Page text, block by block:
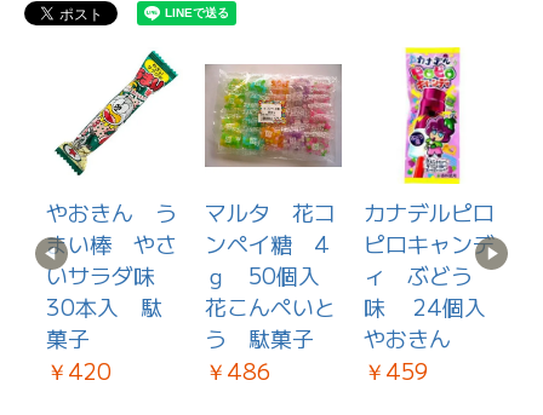
やおきん う
まい棒 やさ
いサラダ味
30本入 駄
菓子
￥420
マルタ 花コ
ンペイ糖 4
ｇ 50個入
花こんぺいと
う 駄菓子
￥486
カナデルピロ
ピロキャンデ
ィ ぶどう
味 24個入
やおきん
￥459